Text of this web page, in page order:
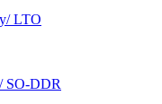
LTO
SO-DDR